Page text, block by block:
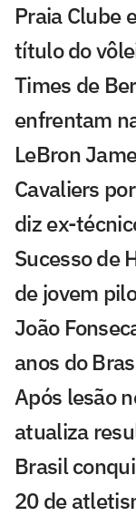
Praia Clube
título do
Times de
enfrentam
LeBron
Cavaliers
diz ex-
Sucesso de
de jovem
João
anos do
Após lesão
atualiza
Brasil
20 de